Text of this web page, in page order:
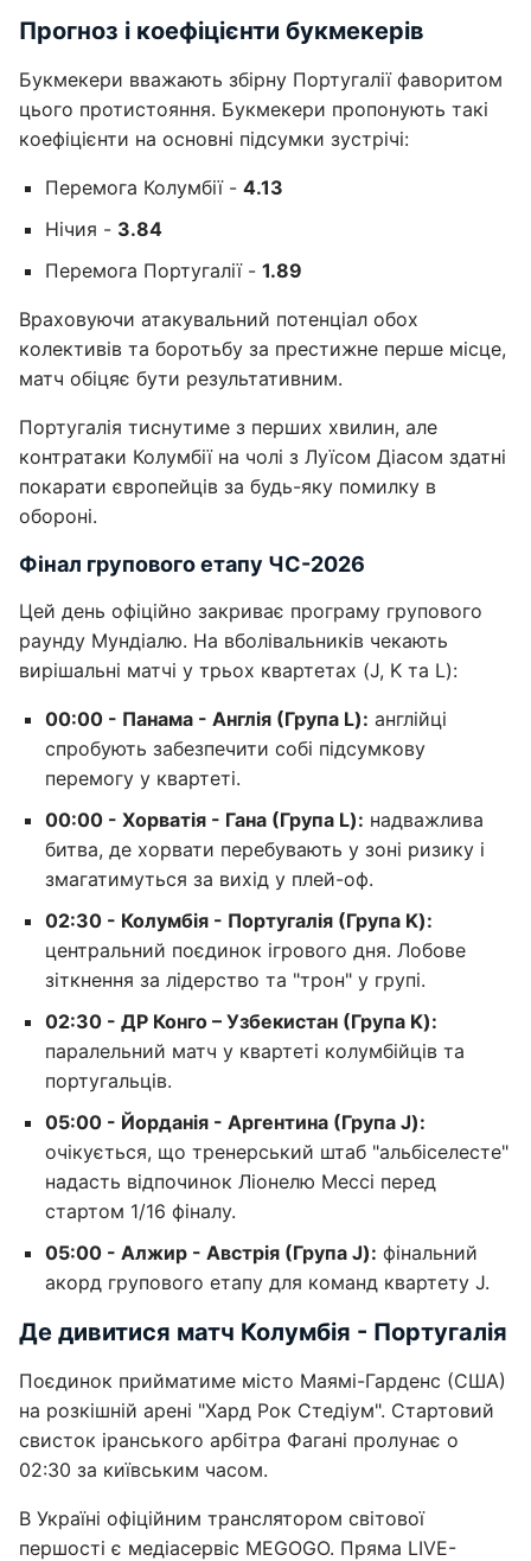
Прогноз і коефіцієнти букмекерів
Букмекери вважають збірну Португалії фаворитом
цього протистояння. Букмекери пропонують такі
коефіцієнти на основні підсумки зустрічі:
Перемога Колумбії - 4.13
Нічия - 3.84
Перемога Португалії - 1.89
Враховуючи атакувальний потенціал обох
колективів та боротьбу за престижне перше місце,
матч обіцяє бути результативним.
Португалія тиснутиме з перших хвилин, але
контратаки Колумбії на чолі з Луїсом Діасом здатні
покарати європейців за будь-яку помилку в
обороні.
Фінал групового етапу ЧС-2026
Цей день офіційно закриває програму групового
раунду Мундіалю. На вболівальників чекають
вирішальні матчі у трьох квартетах (J, K та L):
00:00 - Панама - Англія (Група L): англійці
спробують забезпечити собі підсумкову
перемогу у квартеті.
00:00 - Хорватія - Гана (Група L): надважлива
битва, де хорвати перебувають у зоні ризику і
змагатимуться за вихід у плей-оф.
02:30 - Колумбія - Португалія (Група K):
центральний поєдинок ігрового дня. Лобове
зіткнення за лідерство та "трон" у групі.
02:30 - ДР Конго – Узбекистан (Група K):
паралельний матч у квартеті колумбійців та
португальців.
05:00 - Йорданія - Аргентина (Група J):
очікується, що тренерський штаб "альбіселесте"
надасть відпочинок Ліонелю Мессі перед
стартом 1/16 фіналу.
05:00 - Алжир - Австрія (Група J): фінальний
акорд групового етапу для команд квартету J.
Де дивитися матч Колумбія - Португалія
Поєдинок прийматиме місто Маямі-Гарденс (США)
на розкішній арені "Хард Рок Стедіум". Стартовий
свисток іранського арбітра Фагані пролунає о
02:30 за київським часом.
В Україні офіційним транслятором світової
першості є медіасервіс MEGOGO. Пряма LIVE-